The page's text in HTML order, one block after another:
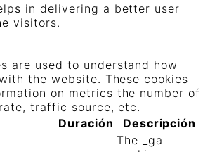
in delivering a better user
visitors.
are used to understand how
the website. These cookies
on metrics the number of
traffic source, etc.
Duración Descripción
The _ga